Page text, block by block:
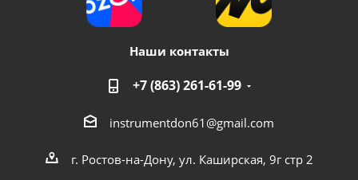
Наши контакты
+7 (863) 261-61-99
instrumentdon61@gmail.com
г. Ростов-на-Дону, ул. Каширская, 9г стр 2